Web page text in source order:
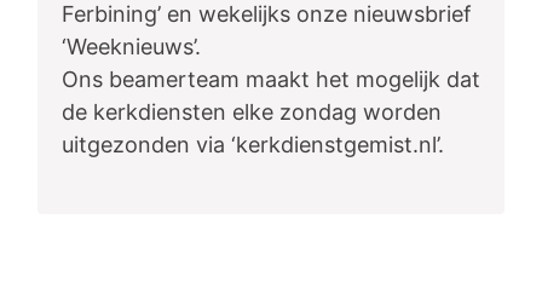
Ferbining’ en wekelijks onze nieuwsbrief
‘Weeknieuws’.
Ons beamerteam maakt het mogelijk dat
de kerkdiensten elke zondag worden
uitgezonden via ‘kerkdienstgemist.nl’.